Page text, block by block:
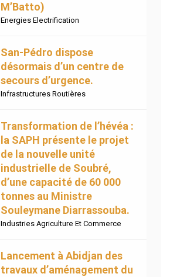
M’Batto)
Energies Electrification
San-Pédro dispose
désormais d’un centre de
secours d’urgence.
Infrastructures Routières
Transformation de l’hévéa :
la SAPH présente le projet
de la nouvelle unité
industrielle de Soubré,
d’une capacité de 60 000
tonnes au Ministre
Souleymane Diarrassouba.
Industries Agriculture Et Commerce
Lancement à Abidjan des
travaux d’aménagement du